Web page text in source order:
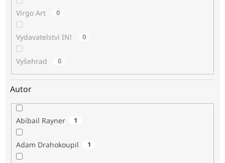
Virgo Art 0
Vydavatelství IN! 0
Vyšehrad 0
Autor
Abibail Rayner 1
Adam Drahokoupil 1